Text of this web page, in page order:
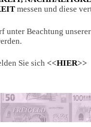
messen und diese
unter Beachtung
Sie sich <<HIER>>